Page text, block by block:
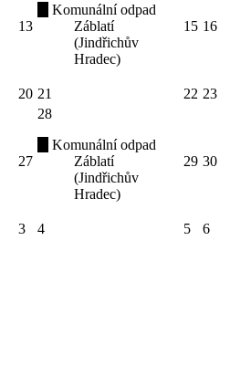
13
Komunální odpad
Záblatí
(Jindřichův
Hradec)
15 16
20 21 22 23
27
28
Komunální odpad
Záblatí
(Jindřichův
Hradec)
29 30
3 4 5
6